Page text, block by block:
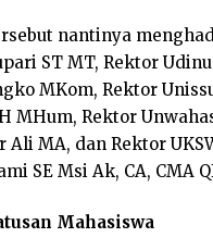
nantinya
ST MT, Rektor
MKom, Rektor
MHum, Rektor
Ali MA, dan Rektor
SE Msi Ak, CA, CMA
Mahasiswa